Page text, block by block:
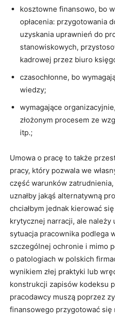
kosztowne finansowo, bo
opłacenia: przygotowania
uzyskania uprawnień do
stanowiskowych,
kadrowej przez biuro
czasochłonne, bo
wiedzy;
wymagające
złożonym procesem ze
itp.;
Umowa o pracę to także
pracy, który pozwala we
część warunków
uznałby jakąś alternatywną
chciałbym jednak kierować
krytycznej narracji, ale należy
sytuacja pracownika podlega
szczególnej ochronie i mimo
o patologiach w polskich
wynikiem złej praktyki lub
konstrukcji zapisów kodeksu
pracodawcy muszą poprzez
finansowego przygotować się